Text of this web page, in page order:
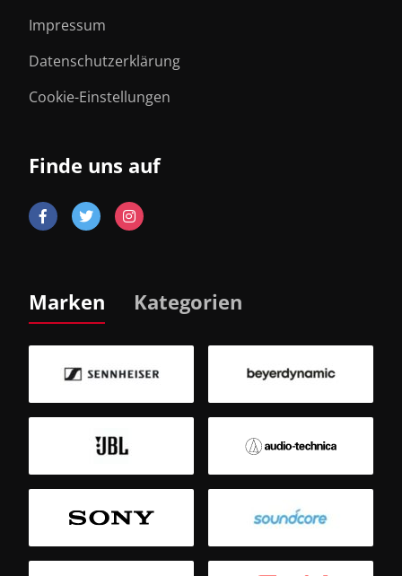
Impressum
Datenschutzerklärung
Cookie-Einstellungen
Finde uns auf
Marken Kategorien